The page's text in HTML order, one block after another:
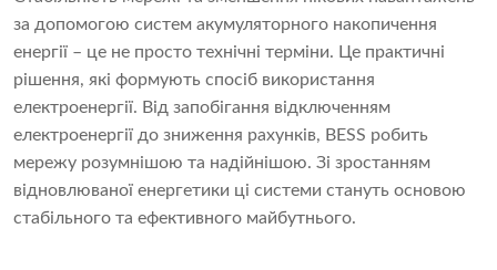
за допомогою систем акумуляторного накопичення
енергії – це не просто технічні терміни. Це практичні
рішення, які формують спосіб використання
електроенергії. Від запобігання відключенням
електроенергії до зниження рахунків, BESS робить
мережу розумнішою та надійнішою. ​​Зі зростанням
відновлюваної енергетики ці системи стануть основою
стабільного та ефективного майбутнього.